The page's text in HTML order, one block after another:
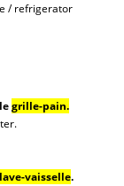
/ refrigerator
grille-pain.
lave-vaisselle.